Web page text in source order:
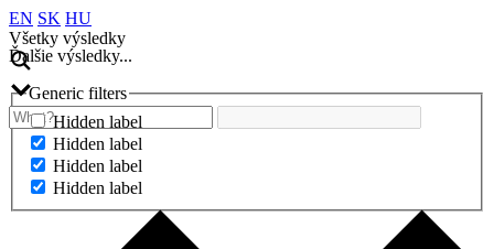
EN SK HU
Všetky výsledky
Ďalšie výsledky...
Generic filters
Hidden label
Hidden label
Hidden label
Hidden label
Ďalšie výsledky...